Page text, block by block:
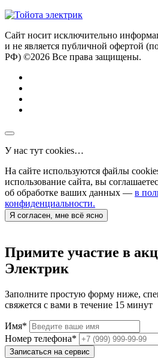
Сайт носит исключительно
и не является публичной офертой
РФ) ©2026 Все права защищены.
У нас тут cookies…
На сайте используются файлы
использование сайта, вы
об обработке ваших данных — в
конфиденциальности.
Я согласен, мне всё ясно
Примите участие в
Электрик
Заполните простую форму ниже,
свяжется с вами в течение 15 минут
Имя*
Номер телефона*
Записаться на сервис